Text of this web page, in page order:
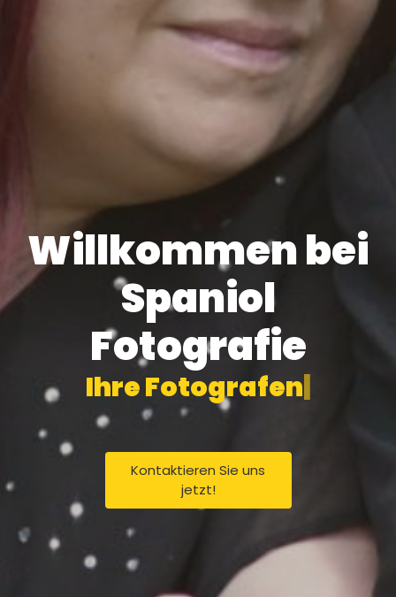
Willkommen bei
Spaniol
Fotografie
IhreFotografen
Kontaktieren Sie uns
jetzt!